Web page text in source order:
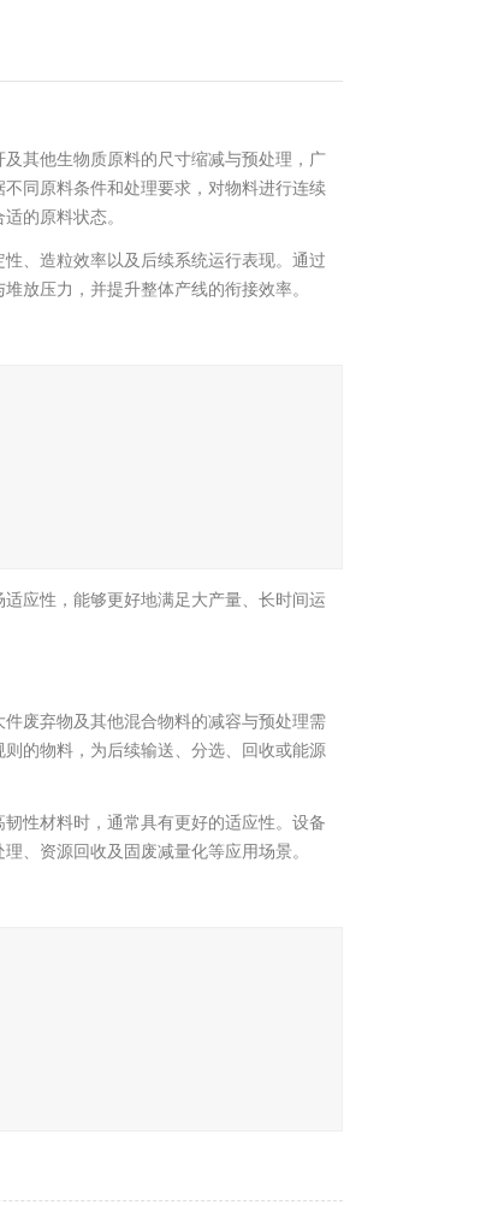
其他生物质原料的尺寸缩减与预处理，广
同原料条件和处理要求，对物料进行连续
的原料状态。
、造粒效率以及后续系统运行表现。通过
放压力，并提升整体产线的衔接效率。
应性，能够更好地满足大产量、长时间运
废弃物及其他混合物料的减容与预处理需
的物料，为后续输送、分选、回收或能源
性材料时，通常具有更好的适应性。设备
、资源回收及固废减量化等应用场景。